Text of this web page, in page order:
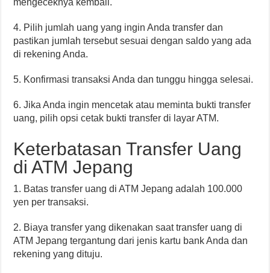
mengeceknya kembali.
4. Pilih jumlah uang yang ingin Anda transfer dan
pastikan jumlah tersebut sesuai dengan saldo yang ada
di rekening Anda.
5. Konfirmasi transaksi Anda dan tunggu hingga selesai.
6. Jika Anda ingin mencetak atau meminta bukti transfer
uang, pilih opsi cetak bukti transfer di layar ATM.
Keterbatasan Transfer Uang
di ATM Jepang
1. Batas transfer uang di ATM Jepang adalah 100.000
yen per transaksi.
2. Biaya transfer yang dikenakan saat transfer uang di
ATM Jepang tergantung dari jenis kartu bank Anda dan
rekening yang dituju.